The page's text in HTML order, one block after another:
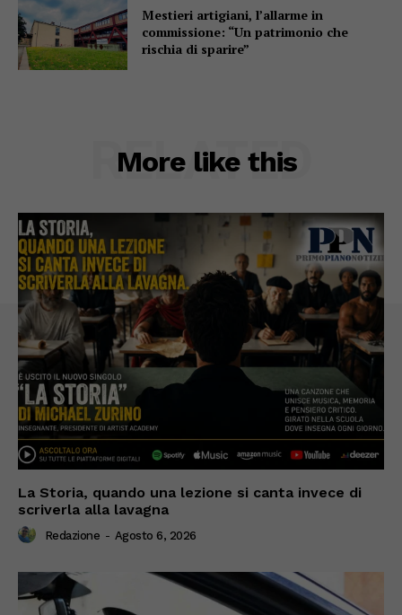
Mestieri artigiani, l’allarme in
commissione: “Un patrimonio che
rischia di sparire”
More like this
RELATED
La Storia, quando una lezione si canta invece di
scriverla alla lavagna
Redazione - Agosto 6, 2026